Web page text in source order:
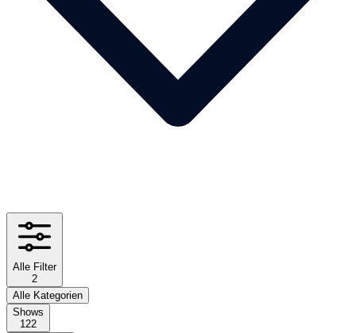
Alle Filter
2
Alle Kategorien
Shows
122